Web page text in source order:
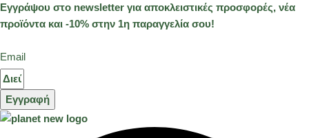
Εγγράψου στο newsletter για αποκλειστικές προσφορές, νέα
προϊόντα και -10% στην 1η παραγγελία σου!
Email
Εγγραφή